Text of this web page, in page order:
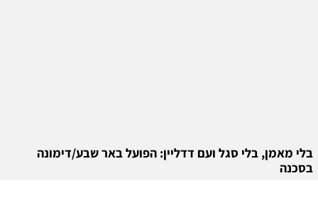
בלי מאמן, בלי סגל ועם דדליין: הפועל באר שבע/דימונה
בסכנה